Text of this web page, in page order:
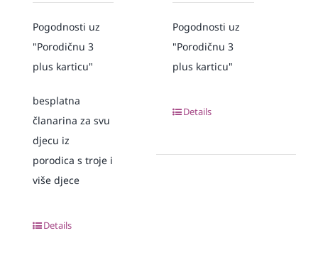
Pogodnosti uz
"Porodičnu 3
plus karticu"
besplatna
članarina za svu
djecu iz
porodica s troje i
više djece
Details
Pogodnosti uz
"Porodičnu 3
plus karticu"
Details